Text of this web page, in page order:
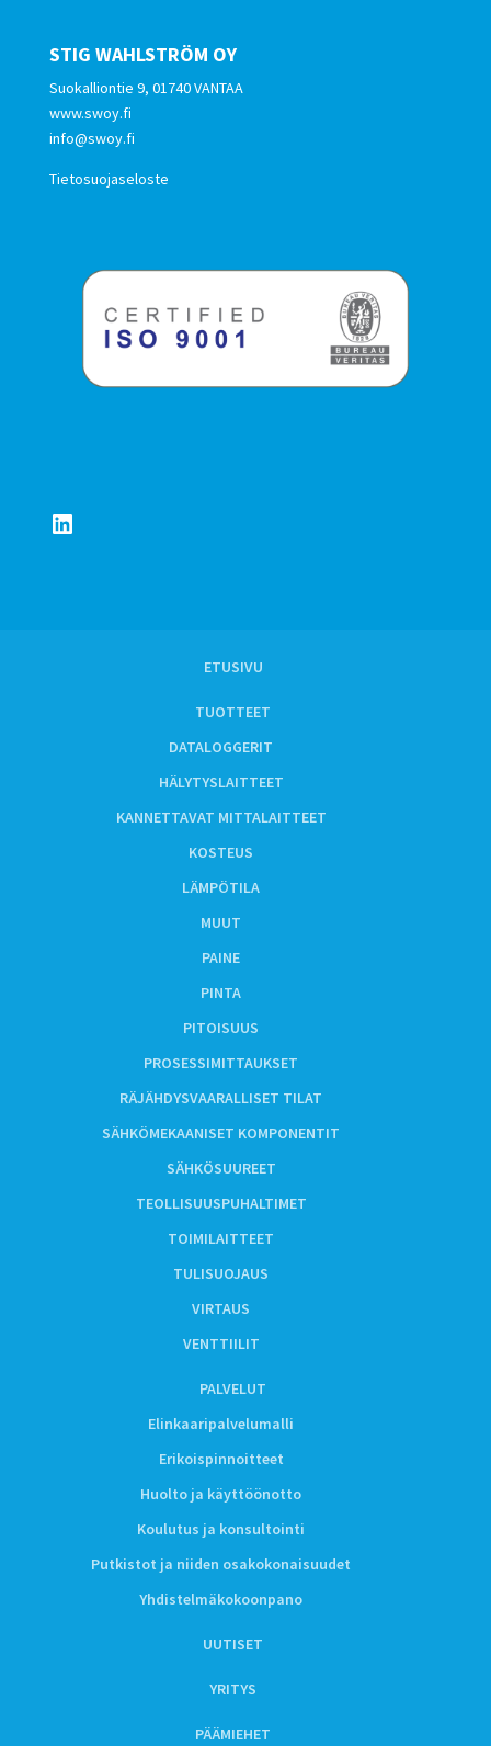
STIG WAHLSTRÖM OY
Suokalliontie 9, 01740 VANTAA
www.swoy.fi
info@swoy.fi
Tietosuojaseloste
LinkedIn
ETUSIVU
TUOTTEET
DATALOGGERIT
HÄLYTYSLAITTEET
KANNETTAVAT MITTALAITTEET
KOSTEUS
LÄMPÖTILA
MUUT
PAINE
PINTA
PITOISUUS
PROSESSIMITTAUKSET
RÄJÄHDYSVAARALLISET TILAT
SÄHKÖMEKAANISET KOMPONENTIT
SÄHKÖSUUREET
TEOLLISUUSPUHALTIMET
TOIMILAITTEET
TULISUOJAUS
VIRTAUS
VENTTIILIT
PALVELUT
Elinkaaripalvelumalli
Erikoispinnoitteet
Huolto ja käyttöönotto
Koulutus ja konsultointi
Putkistot ja niiden osakokonaisuudet
Yhdistelmäkokoonpano
UUTISET
YRITYS
PÄÄMIEHET